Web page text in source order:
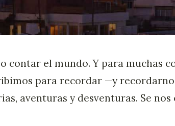
contar el mundo. Y para muchas
para recordar —y
aventuras y desventuras. Se nos